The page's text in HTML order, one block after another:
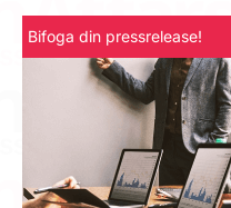
Bifoga din pressrelease!